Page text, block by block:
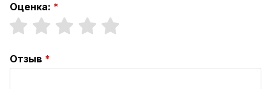
Оценка:
Отзыв